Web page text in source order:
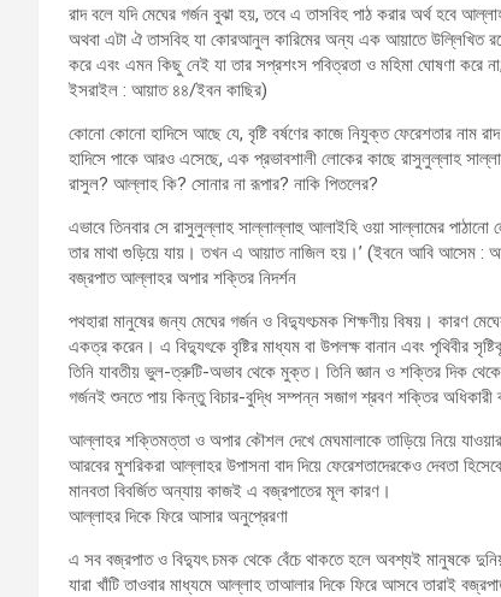
রাদ বলে যদি মেঘের গর্জন বুঝা হয়, তবে এ তাসবিহ পাঠ করার অর্থ হবে
অথবা এটা ঐ তাসবিহ যা কোরআনুল কারিমের অন্য এক আয়াতে উল্লিখিত
করে এবং এমন কিছু নেই যা তার সপ্রশংস পবিত্রতা ও মহিমা ঘোষণা করে
ইসরাইল : আয়াত ৪৪/ইবন কাছির)
কোনো কোনো হাদিসে আছে যে, বৃষ্টি বর্ষণের কাজে নিযুক্ত ফেরেশতার নাম
হাদিসে পাকে আরও এসেছে, এক প্রভাবশালী লোকের কাছে রাসুলুল্লাহ
রাসুল? আল্লাহ কি? সোনার না রূপার? নাকি পিতলের?
এভাবে তিনবার সে রাসুলুল্লাহ সাল্লাল্লাহু আলাইহি ওয়া সাল্লামের
তার মাথা গুড়িয়ে যায়। তখন এ আয়াত নাজিল হয়।’ (ইবনে আবি আসেম :
বজ্রপাত আল্লাহর অপার শক্তির নিদর্শন
পথহারা মানুষের জন্য মেঘের গর্জন ও বিদ্যুৎচমক শিক্ষণীয় বিষয়। কারণ
একত্র করেন। এ বিদ্যুৎকে বৃষ্টির মাধ্যম বা উপলক্ষ বানান এবং পৃথিবীর
তিনি যাবতীয় ভুল-ত্রুটি-অভাব থেকে মুক্ত। তিনি জ্ঞান ও শক্তির দিক
গর্জনই শুনতে পায় কিন্তু বিচার-বুদ্ধি সম্পন্ন সজাগ শ্রবণ শক্তির অধিকারী
আল্লাহর শক্তিমত্তা ও অপার কৌশল দেখে মেঘমালাকে তাড়িয়ে নিয়ে
আরবের মুশরিকরা আল্লাহর উপাসনা বাদ দিয়ে ফেরেশতাদেরকেও দেবতা
মানবতা বিবর্জিত অন্যায় কাজই এ বজ্রপাতের মূল কারণ।
আল্লাহর দিকে ফিরে আসার অনুপ্রেরণা
এ সব বজ্রপাত ও বিদ্যুৎ চমক থেকে বেঁচে থাকতে হলে অবশ্যই মানুষকে
যারা খাঁটি তাওবার মাধ্যমে আল্লাহ তাআলার দিকে ফিরে আসবে তারাই